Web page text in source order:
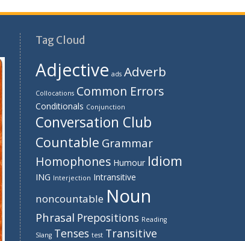
b
o
o
k
gr
a
m
er d
Tag Cloud
Adjective ads Adverb
Collocations Common Errors
Conditionals Conjunction
Conversation Club
Countable Grammar
Homophones Humour Idiom
ING Interjection Intransitive
noncountable Noun
Phrasal Prepositions Reading
Slang Tenses test Transitive